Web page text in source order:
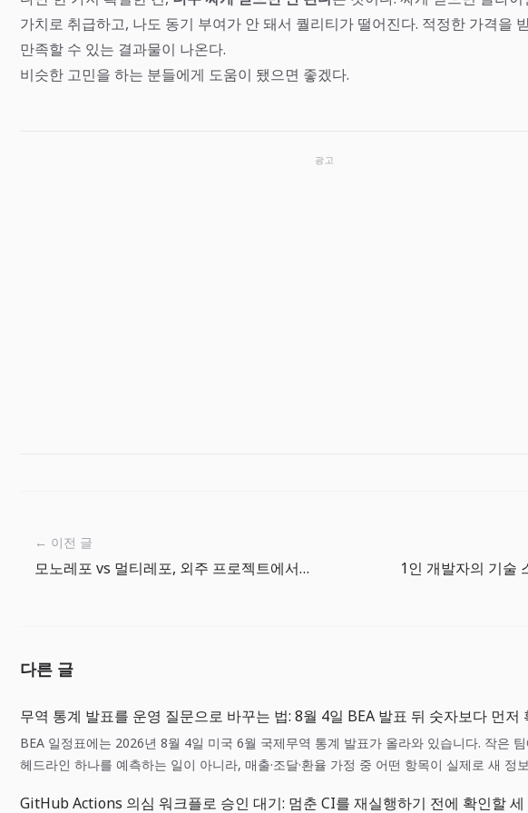
가치로 취급하고, 나도 동기 부여가 안 돼서 퀄리티가 떨어진다. 적정한 가격을
만족할 수 있는 결과물이 나온다.
비슷한 고민을 하는 분들에게 도움이 됐으면 좋겠다.
광고
← 이전 글
모노레포 vs 멀티레포, 외주 프로젝트에서의 선택 1인 개발자의 기술
다른 글
무역 통계 발표를 운영 질문으로 바꾸는 법: 8월 4일 BEA 발표 뒤 숫자보다 먼저
BEA 일정표에는 2026년 8월 4일 미국 6월 국제무역 통계 발표가 올라와 있습니다. 작은
헤드라인 하나를 예측하는 일이 아니라, 매출·조달·환율 가정 중 어떤 항목이 실제로 새 정
GitHub Actions 의심 워크플로 승인 대기: 멈춘 CI를 재실행하기 전에 확인할 세